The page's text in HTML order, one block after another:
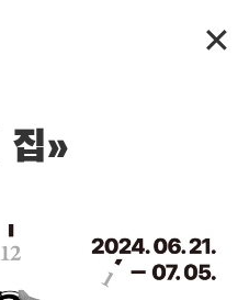
배곳
✕
집»